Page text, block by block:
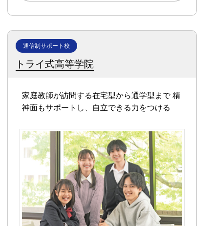
通信制サポート校
トライ式高等学院
家庭教師が訪問する在宅型から通学型まで精
神面もサポートし、自立できる力をつける